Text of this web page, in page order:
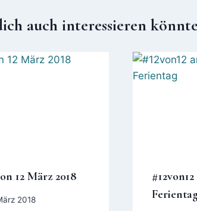
auch interessieren könnte
12 März 2018
2018
Ferientag